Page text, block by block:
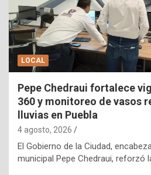
LOCAL
Pepe Chedraui fortalece
360 y monitoreo de vasos
lluvias en Puebla
4 agosto, 2026
El Gobierno de la Ciudad,
municipal Pepe Chedraui, reforzó